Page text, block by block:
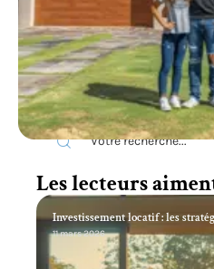
Recherche
Les lecteurs
Investissement locatif : les
11 mars 2026